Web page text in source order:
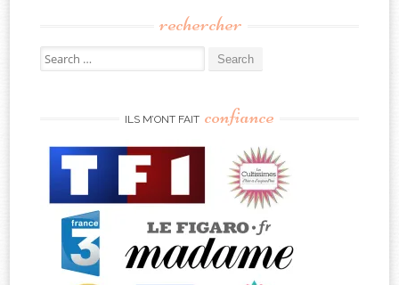
rechercher
Search
for:
ILS M’ONT FAIT confiance